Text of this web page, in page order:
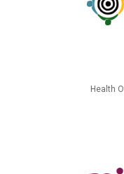
Health